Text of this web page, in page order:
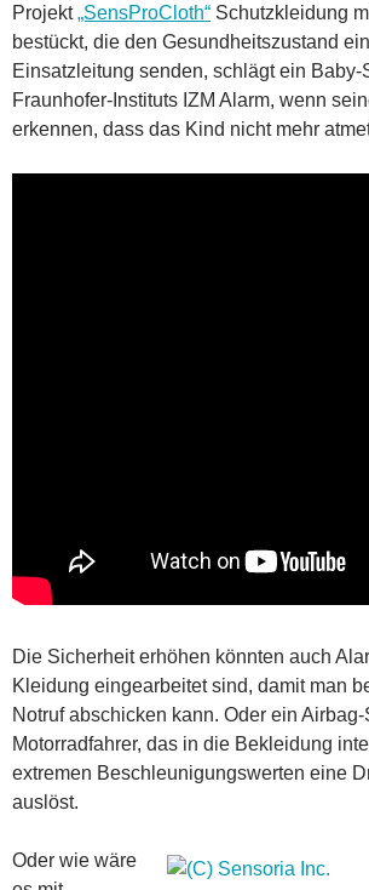
Projekt„SensProCloth“ Schutzkleidung
bestückt, die den Gesundheitszustand
Einsatzleitung senden, schlägt ein
Fraunhofer-Instituts IZM Alarm, wenn
erkennen, dass das Kind nicht mehr
Die Sicherheit erhöhen könnten auch
Kleidung eingearbeitet sind, damit man
Notruf abschicken kann. Oder ein
Motorradfahrer, das in die Bekleidung
extremen Beschleunigungswerten eine
auslöst.
Oder wie wäre